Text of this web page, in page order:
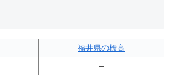
福井県の標高
–